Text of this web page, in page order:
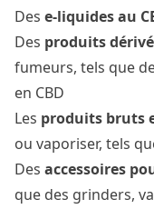
Des e-liquides au
Des produits
fumeurs, tels que
en CBD
Les produits bruts
ou vaporiser, tels
Des accessoires
que des grinders,